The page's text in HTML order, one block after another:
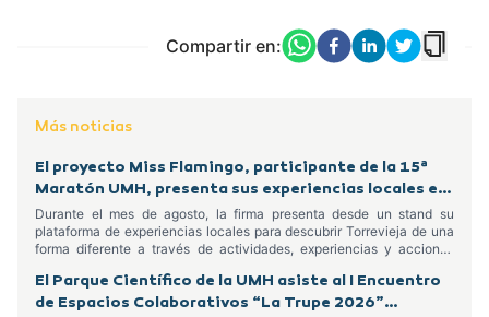
Compartir en:
Más noticias
El proyecto Miss Flamingo, participante de la 15ª
Maratón UMH, presenta sus experiencias locales en
el Centro Comercial Habaneras
Durante el mes de agosto, la firma presenta desde un stand su
plataforma de experiencias locales para descubrir Torrevieja de una
forma diferente a través de actividades, experiencias y acciones
El Parque Científico de la UMH asiste al I Encuentro
de Espacios Colaborativos “La Trupe 2026”